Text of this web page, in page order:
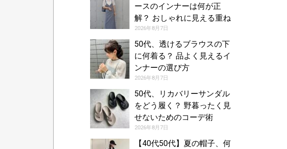
ースのインナーは何が正
解？ おしゃれに見える重ね
着コーデカタログ
2026年8月7日
50代、透けるブラウスの下
に何着る？ 品よく見えるイ
ンナーの選び方
2026年8月7日
50代、リカバリーサンダル
をどう履く？ 野暮ったく見
せないためのコーデ術
2026年8月7日
【40代50代】夏の帽子、何